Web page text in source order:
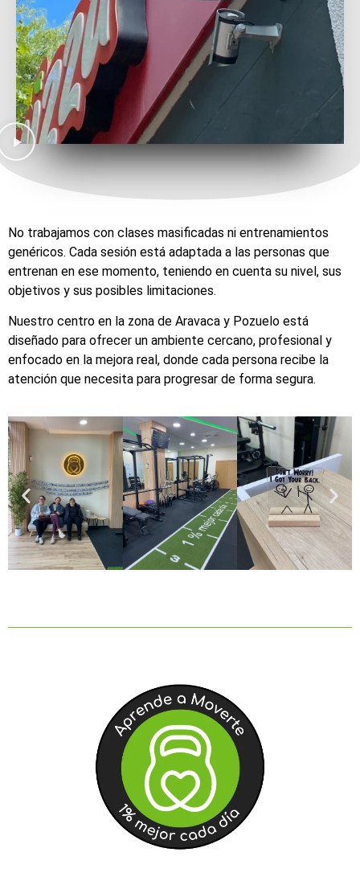
No trabajamos con clases masificadas ni entrenamientos
genéricos. Cada sesión está adaptada a las personas que
entrenan en ese momento, teniendo en cuenta su nivel, sus
objetivos y sus posibles limitaciones.
Nuestro centro en la zona de Aravaca y Pozuelo está
diseñado para ofrecer un ambiente cercano, profesional y
enfocado en la mejora real, donde cada persona recibe la
atención que necesita para progresar de forma segura.